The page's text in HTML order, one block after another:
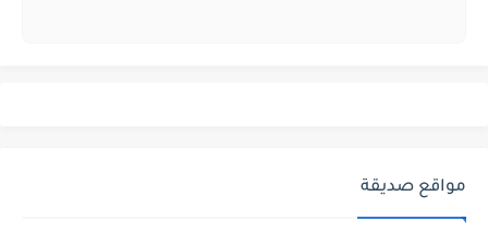
مواقع صديقة